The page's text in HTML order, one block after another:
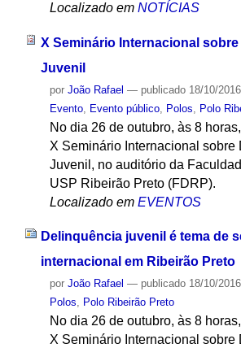
Localizado em NOTÍCIAS
X Seminário Internacional
Juvenil
por João Rafael — publicado18/10/2016
Evento, Evento público, Polos Polo
No dia 26 de outubro, às 8
X Seminário Internacional sobre
Juvenil, no auditório da
USP Ribeirão Preto (FDRP).
Localizado em EVENTOS
Delinquência juvenil é tema de
internacional em Ribeirão Preto
por João Rafael — publicado18/10/2016
Polos, Polo Ribeirão Preto
No dia 26 de outubro, às 8
X Seminário Internacional sobre